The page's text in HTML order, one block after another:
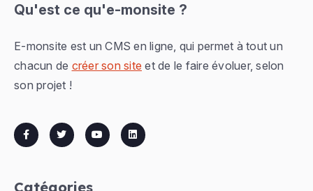
Qu'est ce qu'e-monsite ?
E-monsite est un CMS en ligne, qui permet à tout un
chacun de créer son site et de le faire évoluer, selon
son projet !
Catégories